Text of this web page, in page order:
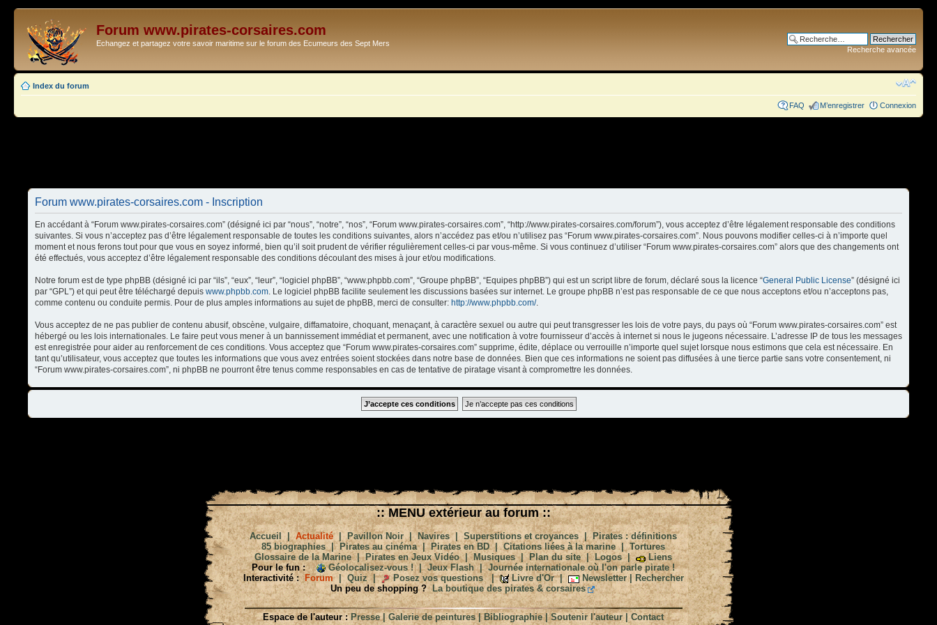
Forum www.pirates-corsaires.com
Echangez et partagez votre savoir maritime sur le forum des Ecumeurs des Sept Mers
Recherche avancée
Index du forum
FAQ M’enregistrer Connexion
Forum www.pirates-corsaires.com - Inscription
En accédant à “Forum www.pirates-corsaires.com” (désigné ici par “nous”, “notre”, “nos”, “Forum www.pirates-corsaires.com”, “http://www.pirates-corsaires.com/forum”), vous acceptez d’être légalement responsable des conditions
suivantes. Si vous n’acceptez pas d’être légalement responsable de toutes les conditions suivantes, alors n’accédez pas et/ou n’utilisez pas “Forum www.pirates-corsaires.com”. Nous pouvons modifier celles-ci à n’importe quel
moment et nous ferons tout pour que vous en soyez informé, bien qu’il soit prudent de vérifier régulièrement celles-ci par vous-même. Si vous continuez d’utiliser “Forum www.pirates-corsaires.com” alors que des changements ont
été effectués, vous acceptez d’être légalement responsable des conditions découlant des mises à jour et/ou modifications.
Notre forum est de type phpBB (désigné ici par “ils”, “eux”, “leur”, “logiciel phpBB”, “www.phpbb.com”, “Groupe phpBB”, “Equipes phpBB”) qui est un script libre de forum, déclaré sous la licence “General Public License” (désigné ici
par “GPL”) et qui peut être téléchargé depuis www.phpbb.com. Le logiciel phpBB facilite seulement les discussions basées sur internet. Le groupe phpBB n’est pas responsable de ce que nous acceptons et/ou n’acceptons pas,
comme contenu ou conduite permis. Pour de plus amples informations au sujet de phpBB, merci de consulter: http://www.phpbb.com/.
Vous acceptez de ne pas publier de contenu abusif, obscène, vulgaire, diffamatoire, choquant, menaçant, à caractère sexuel ou autre qui peut transgresser les lois de votre pays, du pays où “Forum www.pirates-corsaires.com” est
hébergé ou les lois internationales. Le faire peut vous mener à un bannissement immédiat et permanent, avec une notification à votre fournisseur d’accès à internet si nous le jugeons nécessaire. L’adresse IP de tous les messages
est enregistrée pour aider au renforcement de ces conditions. Vous acceptez que “Forum www.pirates-corsaires.com” supprime, édite, déplace ou verrouille n’importe quel sujet lorsque nous estimons que cela est nécessaire. En
tant qu’utilisateur, vous acceptez que toutes les informations que vous avez entrées soient stockées dans notre base de données. Bien que ces informations ne soient pas diffusées à une tierce partie sans votre consentement, ni
“Forum www.pirates-corsaires.com”, ni phpBB ne pourront être tenus comme responsables en cas de tentative de piratage visant à compromettre les données.
:: MENU extérieur au forum ::
Accueil |Actualité|Pavillon Noir|Navires|Superstitions et croyances|Pirates : définitions
85 biographies| Pirates au cinéma|Pirates en BD|Citations liées à la marine|Tortures
Glossaire de la Marine|Pirates en Jeux Vidéo|Musiques|Plan du site|Logos|
Liens
Pour le fun :
Géolocalisez-vous !|Jeux Flash|Journée internationale où l'on parle pirate !
Interactivité : Forum| Quiz| Posez vos questions| Livre d'Or| Newsletter| Rechercher
Un peu de shopping ?
La boutique des pirates & corsaires
Espace de l'auteur : Presse|Galerie de peintures|Bibliographie|Soutenir l'auteur|Contact